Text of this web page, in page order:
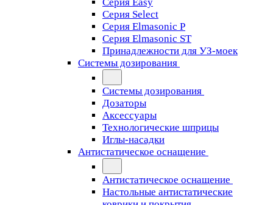
Серия Select
Серия Elmasonic P
Серия Elmasonic ST
Принадлежности для УЗ-моек
Системы дозирования
Системы дозирования
Дозаторы
Аксессуары
Технологические шприцы
Иглы-насадки
Антистатическое оснащение
Антистатическое оснащение
Настольные антистатические